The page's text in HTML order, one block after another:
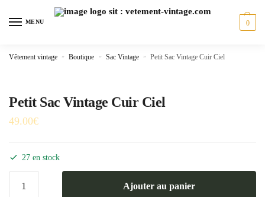
MENU 0
Vêtement vintage » Boutique » Sac Vintage » Petit Sac Vintage Cuir Ciel
Petit Sac Vintage Cuir Ciel
49.00€
27 en stock
Ajouter au panier